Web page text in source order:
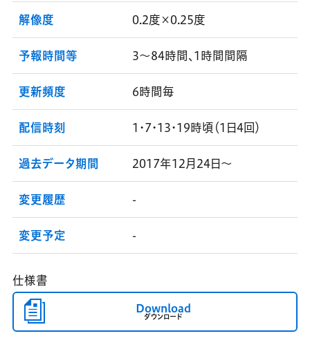
解像度 0.2度×0.25度
予報時間等 3～84時間、1時間間隔
更新頻度 6時間毎
配信時刻 1・7・13・19時頃（1日4回）
過去データ期間 2017年12月24日～
変更履歴 -
変更予定 -
仕様書
Download
ダウンロード